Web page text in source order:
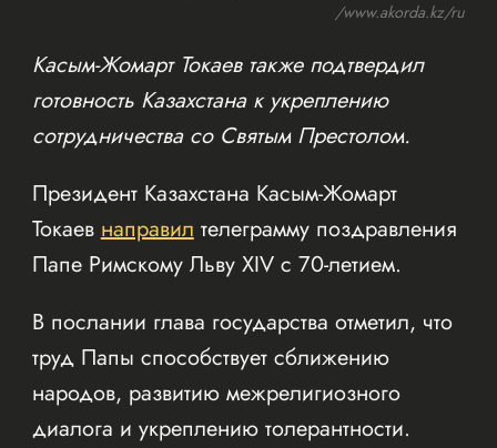
/www.akorda.kz/ru
Касым-Жомарт Токаев также подтвердил
готовность Казахстана к укреплению
сотрудничества со Святым Престолом.
Президент Казахстана Касым-Жомарт
Токаевнаправилтелеграмму поздравления
Папе Римскому Льву XIV с 70-летием.
В послании глава государства отметил, что
труд Папы способствует сближению
народов, развитию межрелигиозного
диалога и укреплению толерантности.